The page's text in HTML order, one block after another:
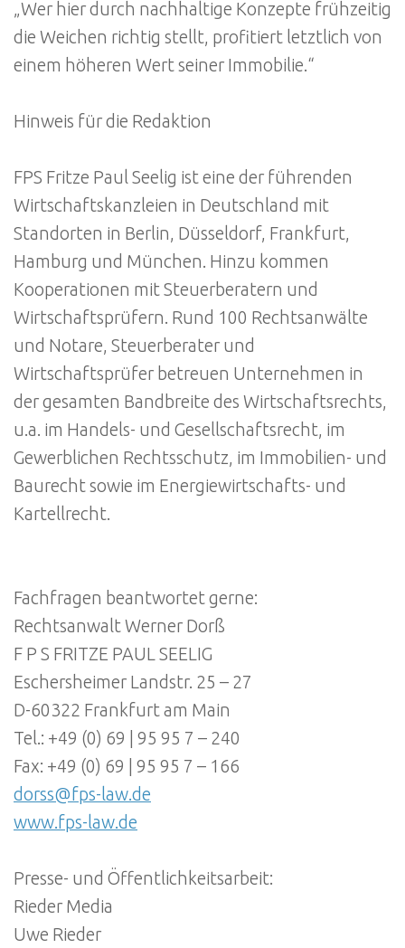
„Wer hier durch nachhaltige Konzepte frühzeitig
die Weichen richtig stellt, profitiert letztlich von
einem höheren Wert seiner Immobilie.“
Hinweis für die Redaktion
FPS Fritze Paul Seelig ist eine der führenden
Wirtschaftskanzleien in Deutschland mit
Standorten in Berlin, Düsseldorf, Frankfurt,
Hamburg und München. Hinzu kommen
Kooperationen mit Steuerberatern und
Wirtschaftsprüfern. Rund 100 Rechtsanwälte
und Notare, Steuerberater und
Wirtschaftsprüfer betreuen Unternehmen in
der gesamten Bandbreite des Wirtschaftsrechts,
u.a. im Handels- und Gesellschaftsrecht, im
Gewerblichen Rechtsschutz, im Immobilien- und
Baurecht sowie im Energiewirtschafts- und
Kartellrecht.
Fachfragen beantwortet gerne:
Rechtsanwalt Werner Dorß
F P S FRITZE PAUL SEELIG
Eschersheimer Landstr. 25 – 27
D-60322 Frankfurt am Main
Tel.: +49 (0) 69 | 95 95 7 – 240
Fax: +49 (0) 69 | 95 95 7 – 166
dorss@fps-law.de
www.fps-law.de
Presse- und Öffentlichkeitsarbeit:
Rieder Media
Uwe Rieder